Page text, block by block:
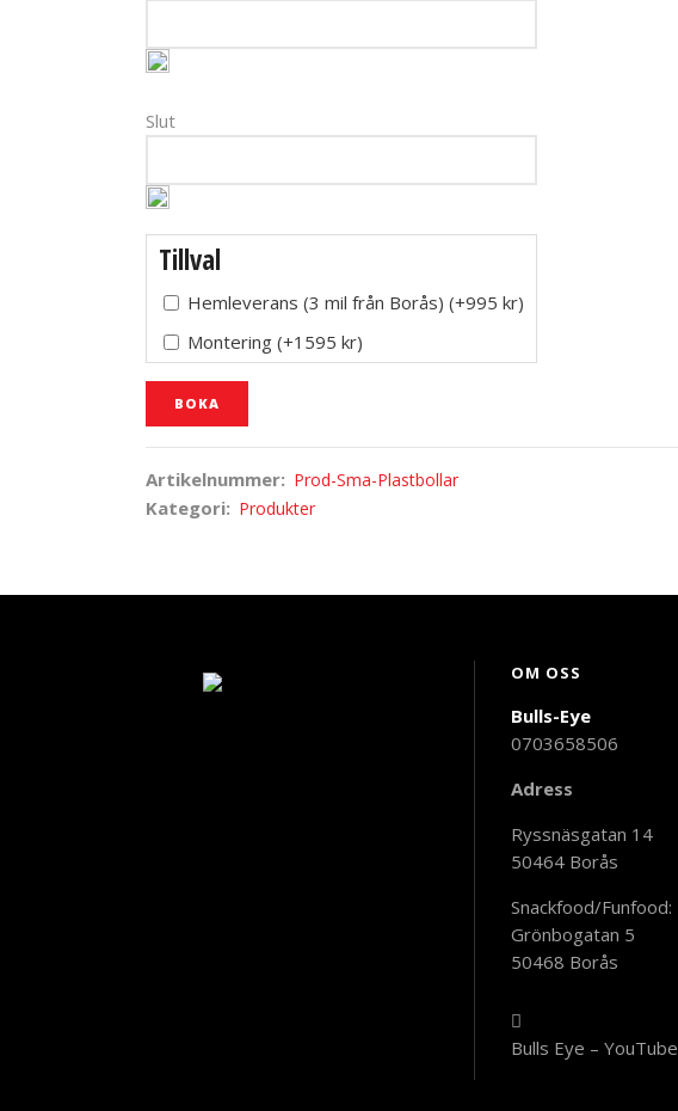
Slut
Tillval
Hemleverans (3 mil från Borås) (+995 kr)
Montering (+1595 kr)
BOKA
Artikelnummer: Prod-Sma-Plastbollar
Kategori: Produkter
OM OSS
Bulls-Eye
0703658506
Adress
Ryssnäsgatan 14
50464 Borås
Snackfood/Funfood:
Grönbogatan 5
50468 Borås
Bulls Eye – YouTube